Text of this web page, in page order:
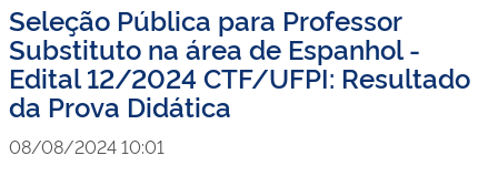
Seleção Pública para Professor
Substituto na área de Espanhol -
Edital 12/2024 CTF/UFPI: Resultado
da Prova Didática
08/08/2024 10:01